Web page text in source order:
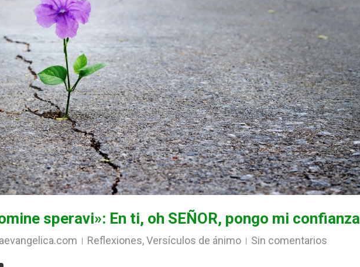
speravi»: En ti, oh SEÑOR, pongo mi confianza
Reflexiones,Versículos de ánimo Sin comentarios